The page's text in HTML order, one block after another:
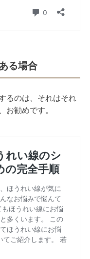
る場合
るのは、それはそれ
お勧めです。